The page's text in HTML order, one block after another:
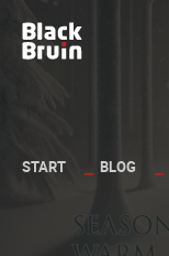
content
Black Bruin
START BLOG